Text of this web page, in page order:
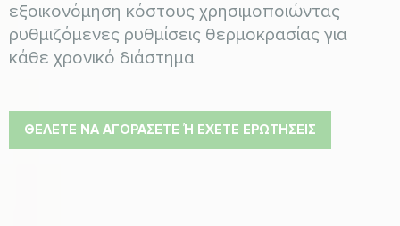
εξοικονόμηση κόστους χρησιμοποιώντας
ρυθμιζόμενες ρυθμίσεις θερμοκρασίας για
κάθε χρονικό διάστημα
ΘΈΛΕΤΕ ΝΑ ΑΓΟΡΆΣΕΤΕ Ή ΈΧΕΤΕ ΕΡΩΤΉΣΕΙΣ